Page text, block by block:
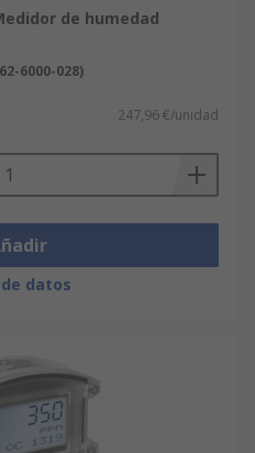
de humedad
6000-028)
247,96 €/unidad
datos